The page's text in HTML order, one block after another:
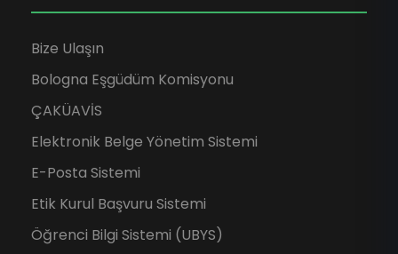
Bize Ulaşın
Bologna Eşgüdüm Komisyonu
ÇAKÜAVİS
Elektronik Belge Yönetim Sistemi
E-Posta Sistemi
Etik Kurul Başvuru Sistemi
Öğrenci Bilgi Sistemi (UBYS)